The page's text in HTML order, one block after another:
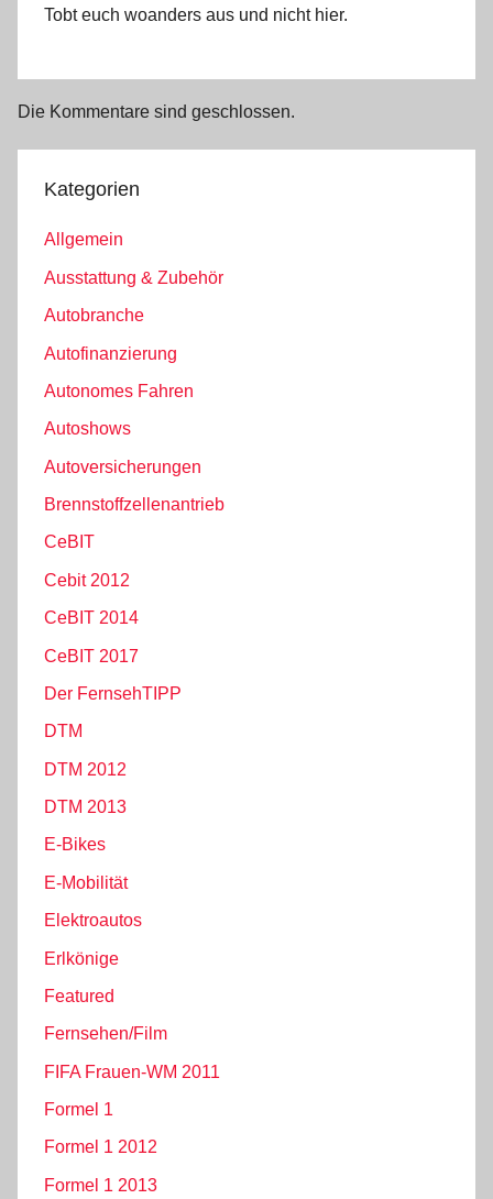
Tobt euch woanders aus und nicht hier.
Die Kommentare sind geschlossen.
Kategorien
Allgemein
Ausstattung & Zubehör
Autobranche
Autofinanzierung
Autonomes Fahren
Autoshows
Autoversicherungen
Brennstoffzellenantrieb
CeBIT
Cebit 2012
CeBIT 2014
CeBIT 2017
Der FernsehTIPP
DTM
DTM 2012
DTM 2013
E-Bikes
E-Mobilität
Elektroautos
Erlkönige
Featured
Fernsehen/Film
FIFA Frauen-WM 2011
Formel 1
Formel 1 2012
Formel 1 2013